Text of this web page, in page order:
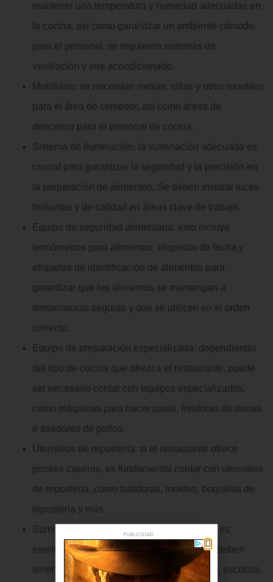
mantener una temperatura y humedad adecuadas en
la cocina, así como garantizar un ambiente cómodo
para el personal, se requieren sistemas de
ventilación y aire acondicionado.
Mobiliario: se necesitan mesas, sillas y otros muebles
para el área de comedor, así como áreas de
descanso para el personal de cocina.
Sistema de iluminación: la iluminación adecuada es
crucial para garantizar la seguridad y la precisión en
la preparación de alimentos. Se deben instalar luces
brillantes y de calidad en áreas clave de trabajo.
Equipo de seguridad alimentaria: esto incluye
termómetros para alimentos, etiquetas de fecha y
etiquetas de identificación de alimentos para
garantizar que los alimentos se mantengan a
temperaturas seguras y que se utilicen en el orden
correcto.
Equipo de preparación especializada: dependiendo
del tipo de cocina que ofrezca el restaurante, puede
ser necesario contar con equipos especializados,
como máquinas para hacer pasta, freidoras de donas
o asadores de pollos.
Utensilios de repostería: si el restaurante ofrece
postres caseros, es fundamental contar con utensilios
de repostería, como batidoras, moldes, boquillas de
repostería y más.
Suministros de limpieza: una cocina limpia es
esencial para la seguridad alimentaria. Se deben
tener a mano productos de limpieza, paños, escobas,